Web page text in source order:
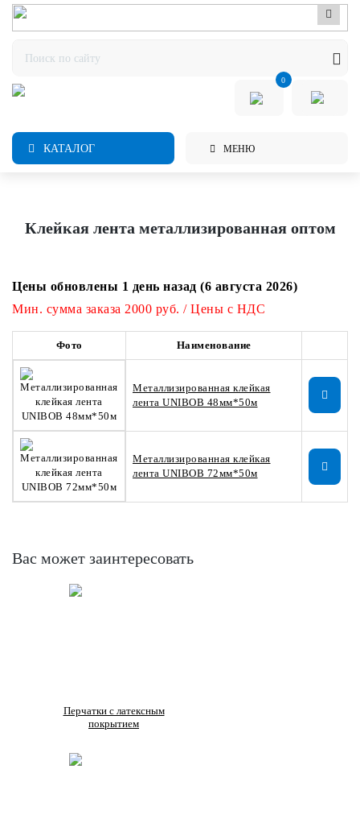
0
КАТАЛОГ МЕНЮ
Клейкая лента металлизированная оптом
Цены обновлены 1 день назад (6 августа 2026)
Мин. сумма заказа 2000 руб. / Цены с НДС
Фото Наименование
Металлизированная клейкая
лента UNIBOB 48мм*50м
Металлизированная клейкая
лента UNIBOB 72мм*50м
Вас может заинтересовать
Перчатки с латексным
покрытием